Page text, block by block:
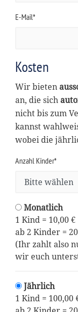
E-Mail*
Kosten
Wir bieten
an, die sich
nicht bis zum
kannst
wobei die
Anzahl Kinder*
Monatlich
1 Kind = 10,00 €
ab 2 Kinder =
(Ihr zahlt also
wir euch
Jährlich
1 Kind = 100,00